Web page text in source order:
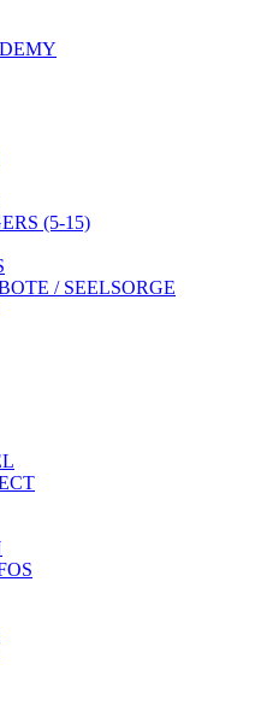
(5-15)
/ SEELSORGE